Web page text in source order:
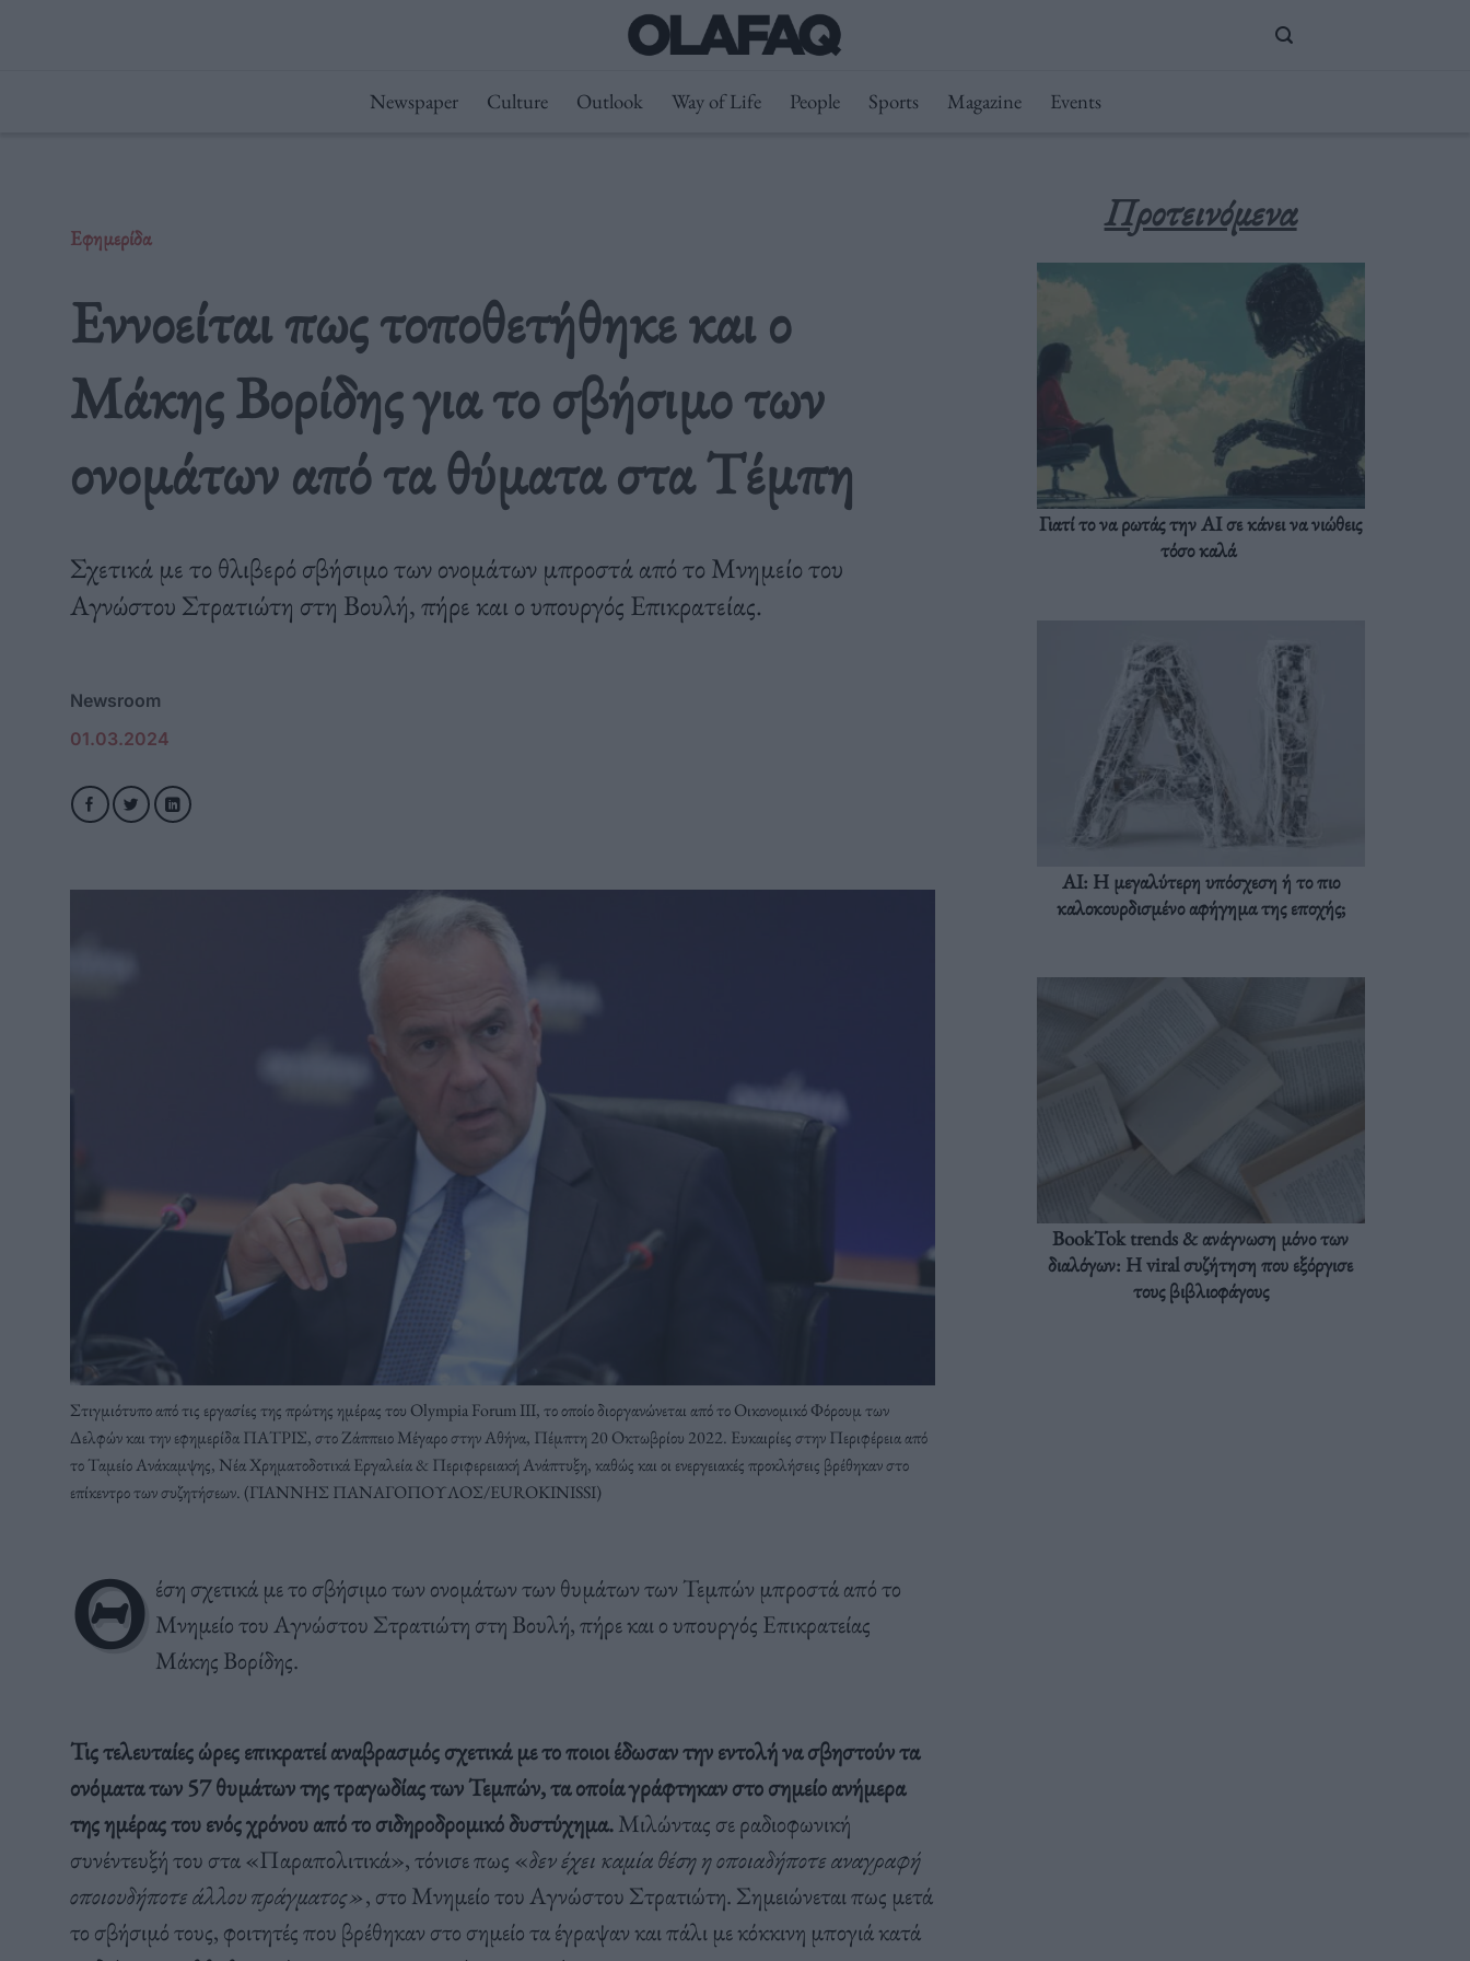
Newspaper Culture Outlook Way of Life People Sports Magazine Events
Εφημερίδα
Εννοείται πως τοποθετήθηκε και ο
Μάκης Βορίδης για το σβήσιμο των
ονομάτων από τα θύματα στα Τέμπη
Σχετικά με το θλιβερό σβήσιμο των ονομάτων μπροστά από το Μνημείο του
Αγνώστου Στρατιώτη στη Βουλή, πήρε και ο υπουργός Επικρατείας.
Newsroom
01.03.2024
Στιγμιότυπο από τις εργασίες της πρώτης ημέρας του Olympia Forum III, το οποίο διοργανώνεται από το Οικονομικό Φόρουμ των
Δελφών και την εφημερίδα ΠΑΤΡΙΣ, στο Ζάππειο Μέγαρο στην Αθήνα, Πέμπτη 20 Οκτωβρίου 2022. Ευκαιρίες στην Περιφέρεια από
το Ταμείο Ανάκαμψης, Νέα Χρηματοδοτικά Εργαλεία & Περιφερειακή Ανάπτυξη, καθώς και οι ενεργειακές προκλήσεις βρέθηκαν στο
επίκεντρο των συζητήσεων. (ΓΙΑΝΝΗΣ ΠΑΝΑΓΟΠΟΥΛΟΣ/EUROKINISSI)
Θ έση σχετικά με το σβήσιμο των ονομάτων των θυμάτων των Τεμπών μπροστά από το
Μνημείο του Αγνώστου Στρατιώτη στη Βουλή, πήρε και ο υπουργός Επικρατείας
Μάκης Βορίδης.
Τις τελευταίες ώρες επικρατεί αναβρασμός σχετικά με το ποιοι έδωσαν την εντολή να σβηστούν τα
ονόματα των 57 θυμάτων της τραγωδίας των Τεμπών, τα οποία γράφτηκαν στο σημείο ανήμερα
της ημέρας του ενός χρόνου από το σιδηροδρομικό δυστύχημα.Μιλώντας σε ραδιοφωνική
συνέντευξή του στα «Παραπολιτικά», τόνισε πως «δεν έχει καμία θέση η οποιαδήποτε αναγραφή
οποιουδήποτε άλλου πράγματος», στο Μνημείο του Αγνώστου Στρατιώτη. Σημειώνεται πως μετά
το σβήσιμό τους, φοιτητές που βρέθηκαν στο σημείο τα έγραψαν και πάλι με κόκκινη μπογιά κατά
Προτεινόμενα
Γιατί το να ρωτάς την AI σε κάνει να νιώθεις
τόσο καλά
AI: Η μεγαλύτερη υπόσχεση ή το πιο
καλοκουρδισμένο αφήγημα της εποχής;
BookTok trends & ανάγνωση μόνο των
διαλόγων: Η viral συζήτηση που εξόργισε
τους βιβλιοφάγους